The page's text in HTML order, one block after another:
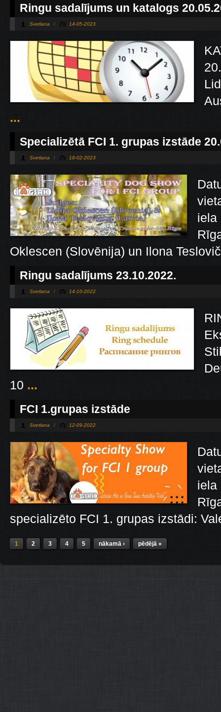
Ringu sadalījums un katalogs
Svetlana / 14-05-2023
...
Specializētā FCI 1. grupas izstāde
Svetlana / 18-02-2023
iela
Oklescen (Slovēnija) un Ilona
Ringu sadalījums 23.10.2022.
Svetlana / 14-10-2022
10 ...
FCI 1.grupas izstāde
Svetlana / 12-09-2022
iela
specializēto FCI 1. grupas izstādi:
Lapas
1 2 3 4 5 nākamā › pēdējā »